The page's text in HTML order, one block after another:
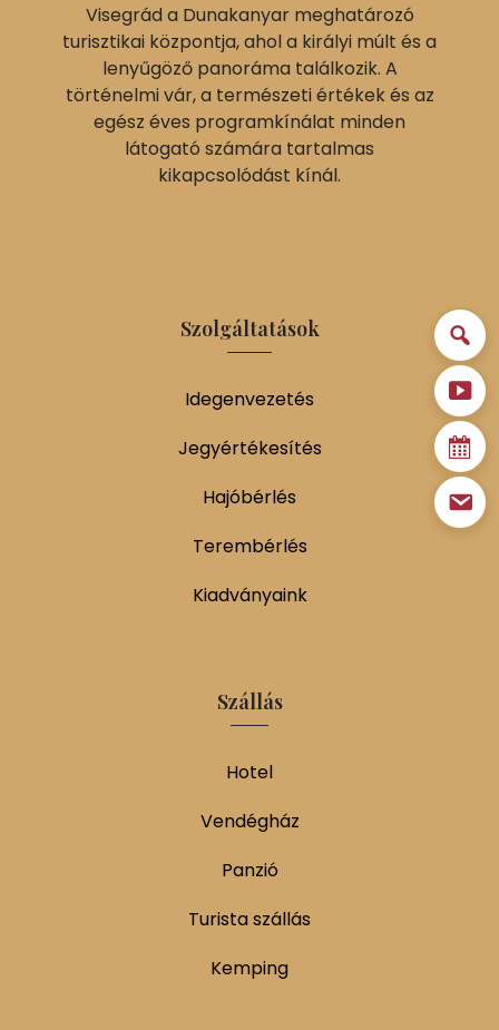
Visegrád a Dunakanyar meghatározó
turisztikai központja, ahol a királyi múlt és a
lenyűgöző panoráma találkozik. A
történelmi vár, a természeti értékek és az
egész éves programkínálat minden
látogató számára tartalmas
kikapcsolódást kínál.
Szolgáltatások
Idegenvezetés
Jegyértékesítés
Hajóbérlés
Terembérlés
Kiadványaink
Szállás
Hotel
Vendégház
Panzió
Turista szállás
Kemping